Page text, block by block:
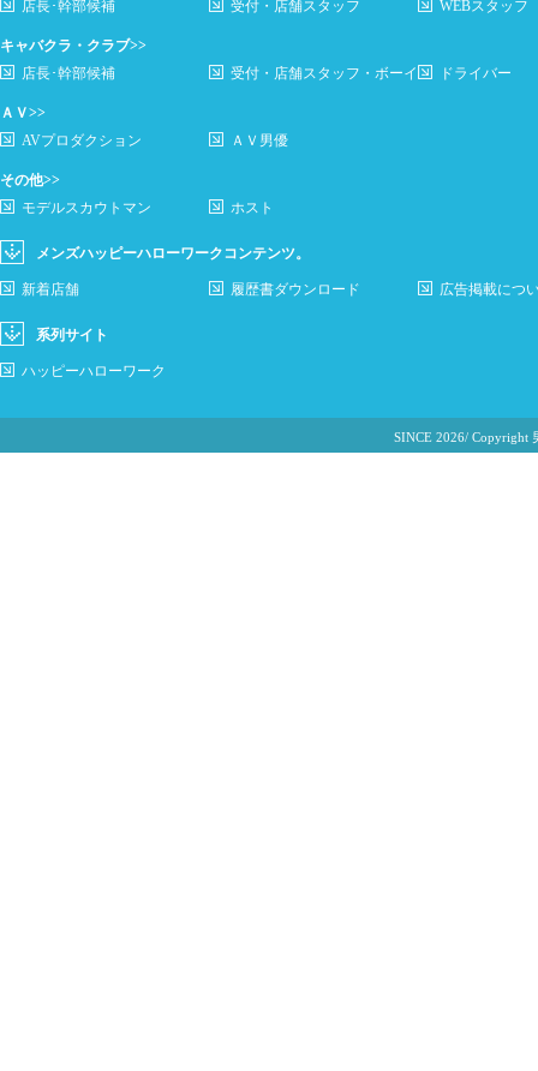
店長･幹部候補 受付・店舗スタッフ WEBスタッフ
キャバクラ・クラブ>>
店長･幹部候補
受付・店舗スタッフ・ボーイ ドライバー
ＡＶ>>
AVプロダクション
ＡＶ男優
その他>>
モデルスカウトマン
ホスト
メンズハッピーハローワークコンテンツ。
新着店舗 履歴書ダウンロード 広告掲載につ
系列サイト
ハッピーハローワーク
SINCE 2026/ Copyright